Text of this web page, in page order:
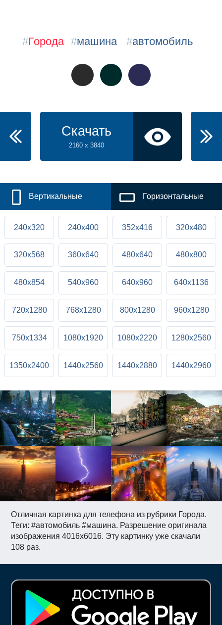
Отличная картинка для телефона из рубрики Города.
Теги: #автомобиль #машина. Разрешение оригинала
изображения 4016x6016. Эту картинку уже скачали
108 раз.
#Города #машина #автомобиль
Скачать
2160 x 3840
Вертикальные Горизонтальные
240x320 240x400 352x416 320x480
320x568 360x640 480x640 480x800
480x854 540x960 640x960 640x1136
720x1280 768x1280 800x1280 960x1280
750x1334 1080x1920 1080x2220 1280x2560
1350x2400 1440x2560 1440x2880 1440x2960